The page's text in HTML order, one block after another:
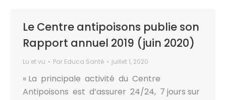
Le Centre antipoisons publie son
Rapport annuel 2019 (juin 2020)
Lu et vu Par Educa Santé juillet 1, 2020
« La principale activité du Centre
Antipoisons est d’assurer 24/24, 7 jours sur